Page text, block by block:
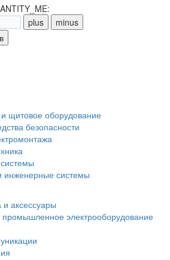
щитовое оборудование
безопасности
инженерные системы
аксессуары
промышленное электрооборудование